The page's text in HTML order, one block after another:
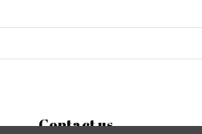
Contact us